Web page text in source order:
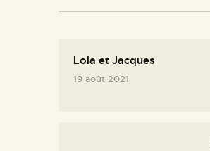
Lola et Jacques
19 août 2021